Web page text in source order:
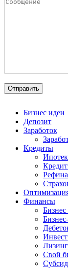
Бизнес идеи
Депозит
Заработок
Кредиты
Финансы
Лизинг
Свой